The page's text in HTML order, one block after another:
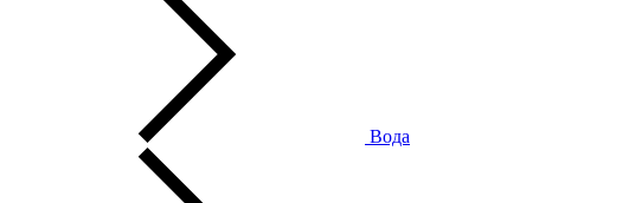
Вода